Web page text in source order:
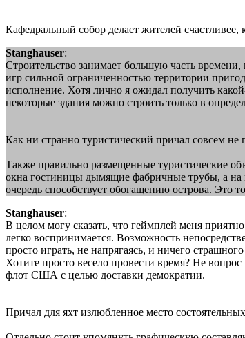
Кафедральный собор делает жителей счастливее,
Stanghauser:
Строительство занимает большую часть
игр сильной ограниченностью территории
исполнение. Хотя лично я ожидал получить
некоторые здания можно строить только в
Как ни странно туристический причал совсем не
Также правильно размещенные туристические
окна гостиницы дымящие фабричные трубы, а на
очередь способствует обогащению острова. Это
Stanghauser:
В целом могу сказать, что геймплей меня
легко воспринимается. Возможность
просто играть, не напрягаясь, и ничего
Хотите просто весело провести время? Не
флот США с целью доставки демократии.
Причал для яхт излюбленное место